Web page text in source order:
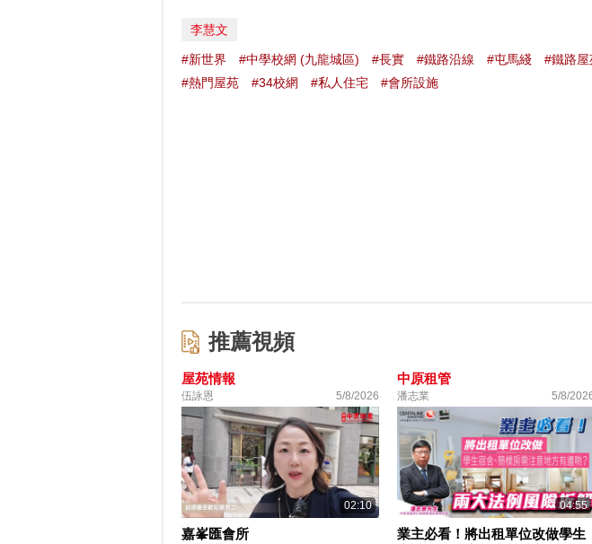
李慧文
#新世界 #中學校網 (九龍城區) #長實 #鐵路沿線 #屯馬綫 #鐵路屋
#熱門屋苑
#34校網 #私人住宅 #會所設施
推薦視頻
屋苑情報
伍詠恩 5/8/2026
02:10
嘉峯匯會所
中原租管
潘志業 5/8/
04:55
業主必看！將出租單位改做學生